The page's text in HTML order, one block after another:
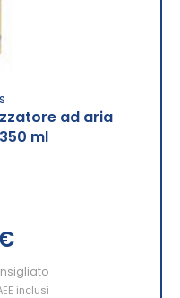
ad aria
ml
inclusi